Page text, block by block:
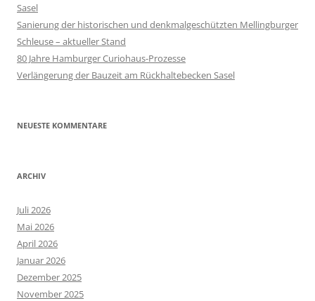
Sasel
Sanierung der historischen und denkmalgeschützten Mellingburger
Schleuse – aktueller Stand
80 Jahre Hamburger Curiohaus-Prozesse
Verlängerung der Bauzeit am Rückhaltebecken Sasel
NEUESTE KOMMENTARE
ARCHIV
Juli 2026
Mai 2026
April 2026
Januar 2026
Dezember 2025
November 2025